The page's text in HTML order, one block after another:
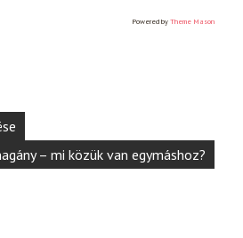
Powered by Theme Mason
– mi közük van egymáshoz?